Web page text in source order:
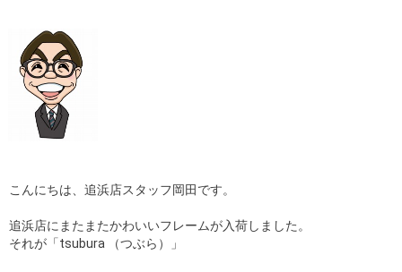
こんにちは、追浜店スタッフ岡田です。
追浜店にまたまたかわいいフレームが入荷しました。
それが「tsubura （つぶら）」